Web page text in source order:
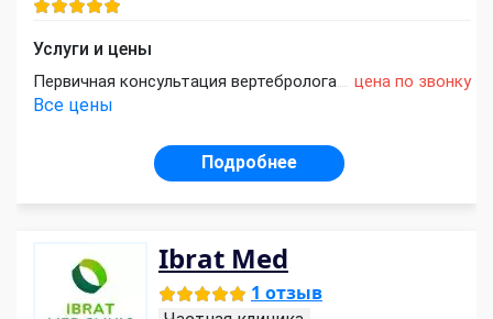
Услуги и цены
Первичная консультация вертебролога цена по звонку
Все цены
Подробнее
Ibrat Med
1 отзыв